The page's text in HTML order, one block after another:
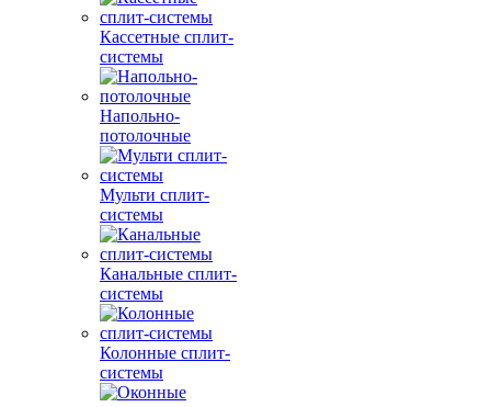
Кассетные сплит-
системы
Напольно-
потолочные
Мульти сплит-
системы
Канальные сплит-
системы
Колонные сплит-
системы